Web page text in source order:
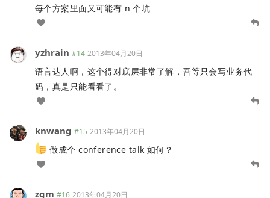
每个方案里面又可能有 n 个坑
yzhrain #14 2013年04月20日
语言达人啊，这个得对底层非常了解，吾等只会写业务代
码，真是只能看看了。
knwang #15 2013年04月20日
做成个 conference talk 如何？
zgm #16 2013年04月20日